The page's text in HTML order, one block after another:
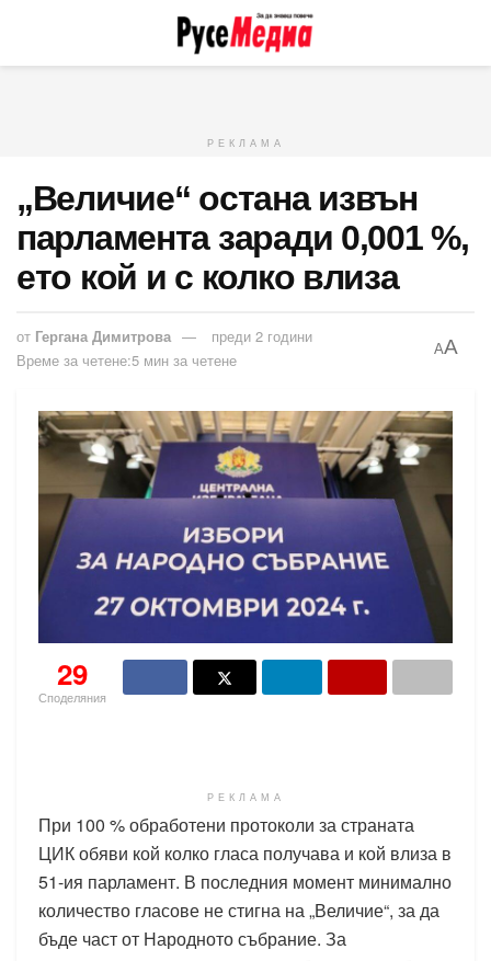
РЕКЛАМА
„Величие“ остана извън
парламента заради 0,001 %,
ето кой и с колко влиза
от Гергана Димитрова
преди 2 години
Време за четене:5 мин за четене
AA
29
Споделяния
РЕКЛАМА
При 100 % обработени протоколи за страната
ЦИК обяви кой колко гласа получава и кой влиза в
51-ия парламент. В последния момент минимално
количество гласове не стигна на „Величие“, за да
бъде част от Народното събрание. За